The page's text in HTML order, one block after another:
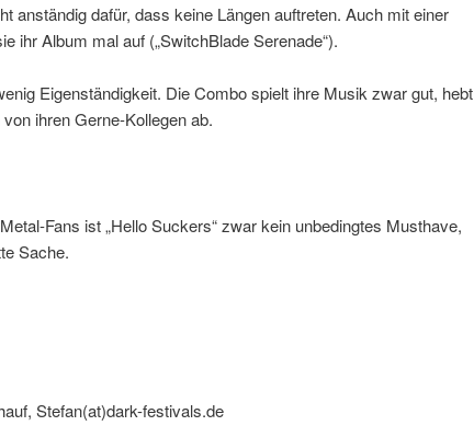
anständig dafür, dass keine Längen auftreten. Auch mit einer
ihr Album mal auf („SwitchBlade Serenade“).
Eigenständigkeit. Die Combo spielt ihre Musik zwar gut, hebt
ihren Gerne-Kollegen ab.
Fans ist „Hello Suckers“ zwar kein unbedingtes Musthave,
Sache.
Stefan(at)dark-festivals.de